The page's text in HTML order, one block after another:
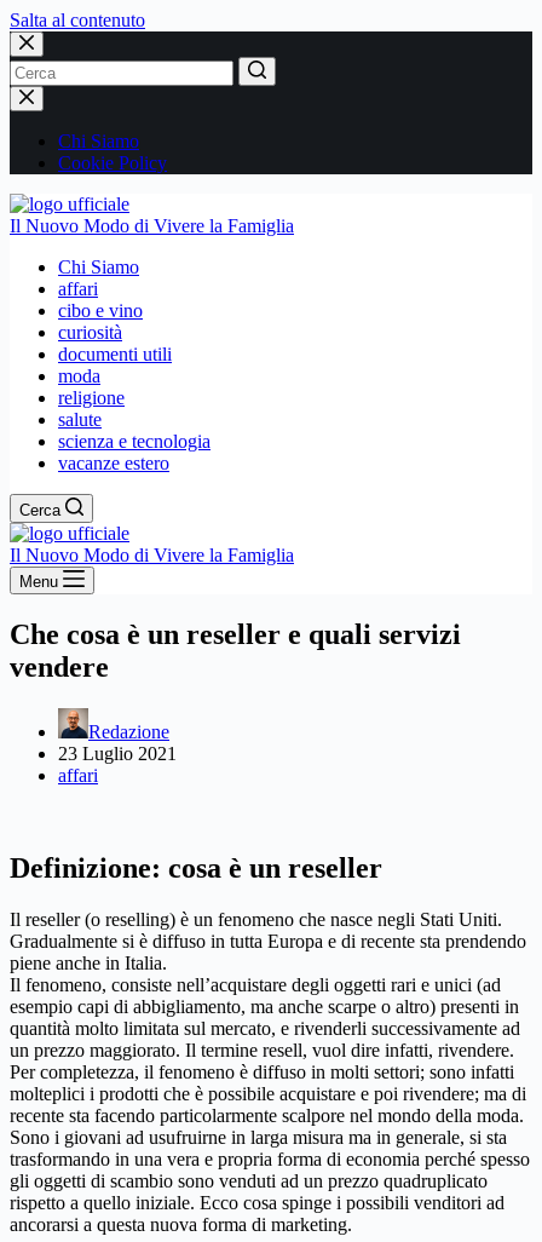
Salta al contenuto
Nessun
risultato
Chi Siamo
Cookie Policy
Il Nuovo Modo di Vivere la Famiglia
Chi Siamo
affari
cibo e vino
curiosità
documenti utili
moda
religione
salute
scienza e tecnologia
vacanze estero
Cerca
Il Nuovo Modo di Vivere la Famiglia
Menu
Che cosa è un reseller e quali servizi
vendere
Redazione
23 Luglio 2021
affari
Definizione: cosa è un reseller
Il reseller (o reselling) è un fenomeno che nasce negli Stati Uniti.
Gradualmente si è diffuso in tutta Europa e di recente sta prendendo
piene anche in Italia.
Il fenomeno, consiste nell’acquistare degli oggetti rari e unici (ad
esempio capi di abbigliamento, ma anche scarpe o altro) presenti in
quantità molto limitata sul mercato, e rivenderli successivamente ad
un prezzo maggiorato. Il termine resell, vuol dire infatti, rivendere.
Per completezza, il fenomeno è diffuso in molti settori; sono infatti
molteplici i prodotti che è possibile acquistare e poi rivendere; ma di
recente sta facendo particolarmente scalpore nel mondo della moda.
Sono i giovani ad usufruirne in larga misura ma in generale, si sta
trasformando in una vera e propria forma di economia perché spesso
gli oggetti di scambio sono venduti ad un prezzo quadruplicato
rispetto a quello iniziale. Ecco cosa spinge i possibili venditori ad
ancorarsi a questa nuova forma di marketing.